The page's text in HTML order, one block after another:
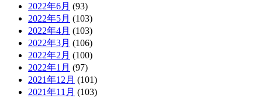
2022年6月 (93)
2022年5月 (103)
2022年4月 (103)
2022年3月 (106)
2022年2月 (100)
2022年1月 (97)
2021年12月 (101)
2021年11月 (103)